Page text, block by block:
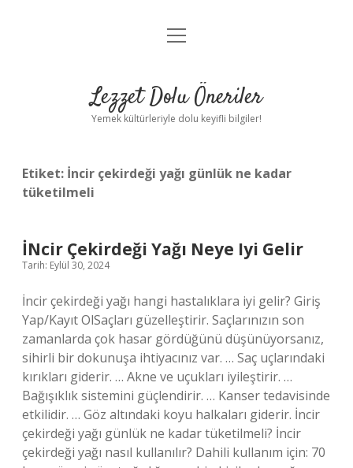
Anasayfa
Yasal Uyarı
menüyü
Lezzet Dolu Öneriler
Yemek kültürleriyle dolu keyifli bilgiler!
Etiket: İncir çekirdeği yağı günlük ne kadar
tüketilmeli
İNcir Çekirdeği Yağı Neye Iyi Gelir
Tarih: Eylül 30, 2024
İncir çekirdeği yağı hangi hastalıklara iyi gelir? Giriş
Yap/Kayıt OlSaçları güzelleştirir. Saçlarınızın son
zamanlarda çok hasar gördüğünü düşünüyorsanız,
sihirli bir dokunuşa ihtiyacınız var. … Saç uçlarındaki
kırıkları giderir. … Akne ve uçukları iyileştirir. …
Bağışıklık sistemini güçlendirir. … Kanser tedavisinde
etkilidir. … Göz altındaki koyu halkaları giderir. İncir
çekirdeği yağı günlük ne kadar tüketilmeli? İncir
çekirdeği yağı nasıl kullanılır? Dahili kullanım için: 70